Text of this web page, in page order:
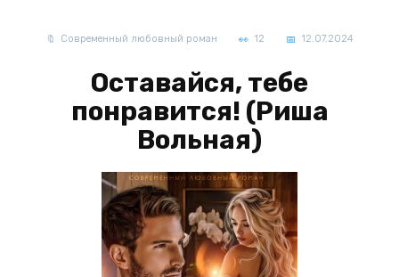
Современный любовный роман 12 12.07.2024
Оставайся, тебе
понравится! (Риша
Вольная)